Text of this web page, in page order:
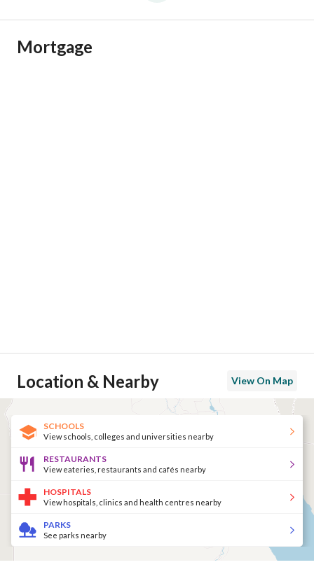
Mortgage
Location & Nearby View On Map
SCHOOLS
View schools, colleges and universities nearby
RESTAURANTS
View eateries, restaurants and cafés nearby
HOSPITALS
View hospitals, clinics and health centres nearby
PARKS
See parks nearby